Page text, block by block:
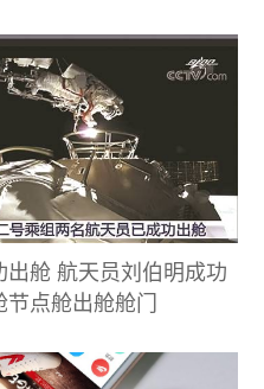
舱 航天员刘伯明成功
点舱出舱舱门